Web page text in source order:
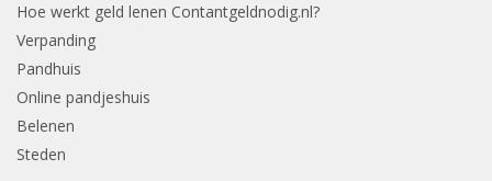
Hoe werkt geld lenen Contantgeldnodig.nl?
Verpanding
Pandhuis
Online pandjeshuis
Belenen
Steden